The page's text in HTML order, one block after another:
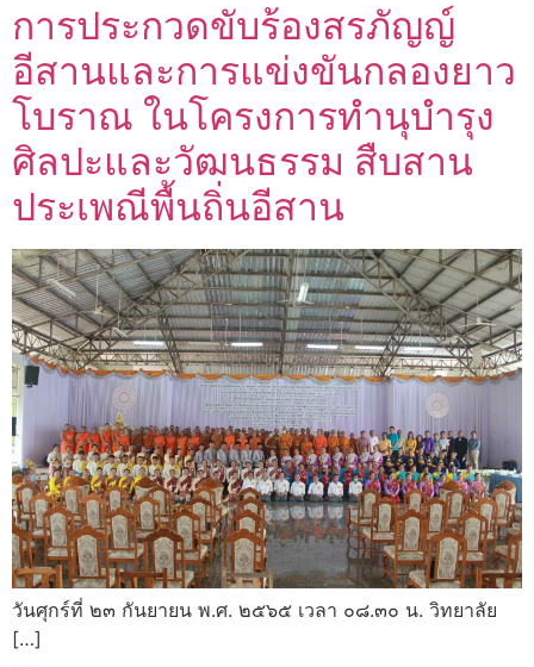
การประกวดขับร้องสรภัญญ์
อีสานและการแข่งขันกลองยาว
โบราณ ในโครงการทำนุบำรุง
ศิลปะและวัฒนธรรม สืบสาน
ประเพณีพื้นถิ่นอีสาน
วันศุกร์ที่ ๒๓ กันยายน พ.ศ. ๒๕๖๕ เวลา ๐๘.๓๐ น. วิทยาลัย
[…]